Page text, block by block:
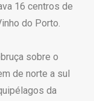
16 centros de
do Porto.
sobre o
de norte a sul
da